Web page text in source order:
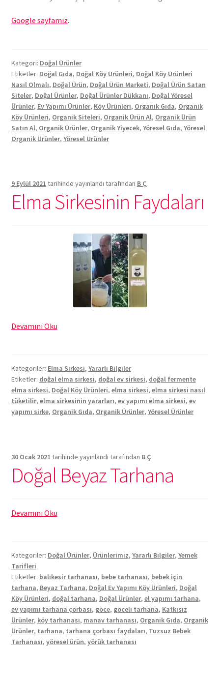
Google sayfamız.
Kategori: Doğal Ürünler
Etiketler: Doğal Gıda, Doğal Köy Ürünleri, Doğal Köy Ürünleri
Nasıl Olmalı, Doğal Ürün, Doğal Ürün Marketi, Doğal Ürün Satan
Siteler, Doğal Ürünler, Doğal Ürünler Dükkanı, Doğal Yöresel
Ürünler, Ev Yapımı Ürünler, Köy Ürünleri, Organik Gıda, Organik
Köy Ürünleri, Organik Siteleri, Organik Ürün Al, Organik Ürün
Satın Al, Organik Ürünler, Organik Yiyecek, Yöresel Gıda, Yöresel
Organik Ürünler, Yöresel Ürünler
9 Eylül 2021 tarihinde yayınlandı tarafından B Ç
Elma Sirkesinin Faydaları
Devamını OkuElma
Kategoriler: Elma Sirkesi, Yararlı Bilgiler
Etiketler: doğal elma sirkesi, doğal ev sirkesi, doğal fermente
elma sirkesi, Doğal Köy Ürünleri, elma sirkesi, elma sirkesi nasıl
tüketilir, elma sirkesinin yararları, ev yapımı elma sirkesi, ev
yapımı sirke, Organik Gıda, Organik Ürünler, Yöresel Ürünler
30 Ocak 2021 tarihinde yayınlandı tarafından B Ç
Doğal Beyaz Tarhana
Devamını OkuDoğal
Kategoriler: Doğal Ürünler, Ürünlerimiz, Yararlı Bilgiler, Yemek
Tarifleri
Etiketler: balıkesir tarhanası, bebe tarhanası, bebek için
tarhana, Beyaz Tarhana, Doğal Ev Yapımı Köy Ürünleri, Doğal
Köy Ürünleri, doğal tarhana, Doğal Ürünler, el yapımı tarhana,
ev yapımı tarhana çorbası, göce, göceli tarhana, Katkısız
Ürünler, köy tarhanası, manav tarhanası, Organik Gıda, Organik
Ürünler, tarhana, tarhana çorbası faydaları, Tuzsuz Bebek
Tarhanası, yöresel ürün, yörük tarhanası